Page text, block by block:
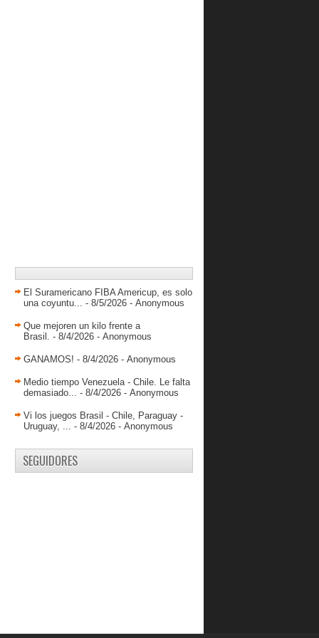
El Suramericano FIBA Americup, es solo
una coyuntu... - 8/5/2026 - Anonymous
Que mejoren un kilo frente a
Brasil. - 8/4/2026 - Anonymous
GANAMOS! - 8/4/2026 - Anonymous
Medio tiempo Venezuela - Chile. Le falta
demasiado... - 8/4/2026 - Anonymous
Vi los juegos Brasil - Chile, Paraguay -
Uruguay, ... - 8/4/2026 - Anonymous
SEGUIDORES